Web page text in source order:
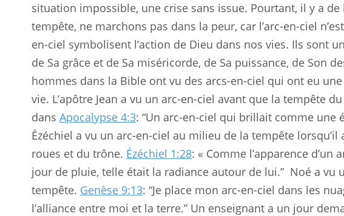
situation impossible, une crise sans issue. Pourtant, il y a de
tempête, ne marchons pas dans la peur, car l’arc-en-ciel
en-ciel symbolisent l’action de Dieu dans nos vies. Ils sont
de Sa grâce et de Sa miséricorde, de Sa puissance, de Son
hommes dans la Bible ont vu des arcs-en-ciel qui ont eu
vie. L’apôtre Jean a vu un arc-en-ciel avant que la tempête
dans Apocalypse 4:3: “Un arc-en-ciel qui brillait comme une
Ézéchiel a vu un arc-en-ciel au milieu de la tempête
roues et du trône. Ézéchiel 1:28: « Comme l’apparence d’un
jour de pluie, telle était la radiance autour de lui.” Noé a vu
tempête. Genèse 9:13: “Je place mon arc-en-ciel dans les
l’alliance entre moi et la terre.” Un enseignant a un jour